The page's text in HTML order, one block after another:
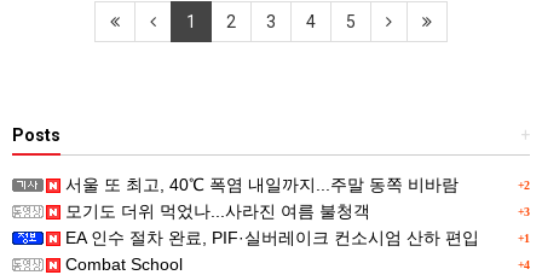
1 2 3 4 5
+
Posts
+2
서울 또 최고, 40℃ 폭염 내일까지...주말 동쪽 비바람
+3
모기도 더위 먹었나...사라진 여름 불청객
+1
EA 인수 절차 완료, PIF·실버레이크 컨소시엄 산하 편입
+4
Combat School